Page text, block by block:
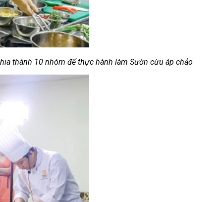
Dân Dụng
thành 10 nhóm để thực hành làm Sườn cừu áp chảo